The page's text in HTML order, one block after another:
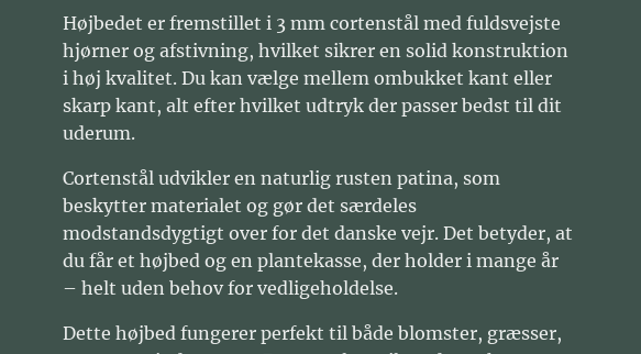
Højbedet er fremstillet i 3 mm cortenstål med fuldsvejste
hjørner og afstivning, hvilket sikrer en solid konstruktion
i høj kvalitet. Du kan vælge mellem ombukket kant eller
skarp kant, alt efter hvilket udtryk der passer bedst til dit
uderum.
Cortenstål udvikler en naturlig rusten patina, som
beskytter materialet og gør det særdeles
modstandsdygtigt over for det danske vejr. Det betyder, at
du får et højbed og en plantekasse, der holder i mange år
– helt uden behov for vedligeholdelse.
Dette højbed fungerer perfekt til både blomster, græsser,